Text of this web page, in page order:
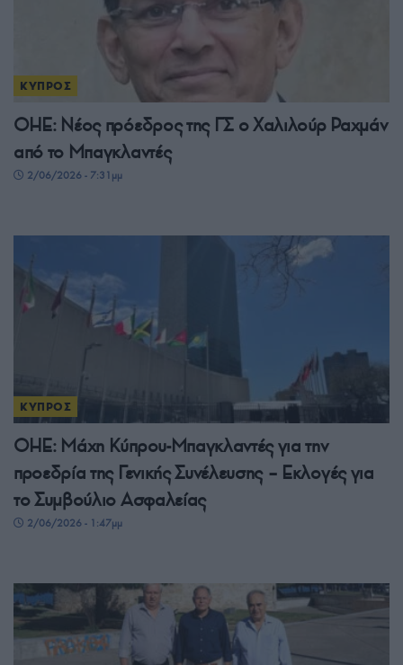
ΚΥΠΡΟΣ
ΟΗΕ: Νέος πρόεδρος της ΓΣ ο Χαλιλούρ Ραχμάν
από το Μπαγκλαντές
2/06/2026 - 7:31μμ
ΚΥΠΡΟΣ
ΟΗΕ: Μάχη Κύπρου-Μπαγκλαντές για την
προεδρία της Γενικής Συνέλευσης – Εκλογές για
το Συμβούλιο Ασφαλείας
2/06/2026 - 1:47μμ